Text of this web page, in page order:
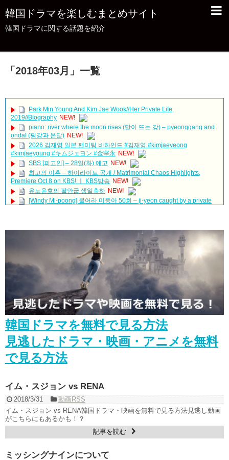
韓国ドラマを楽しむまとめサイト
韓国ドラマに関する話題を紹介
「 2018年03月 」 一覧
Park Min Young And Kim Jae Wook//Her Private Life
2019//Biography NEW!
piano: river where the moon rises (달이 뜨는 강) – pyeonggang and
ondal (평강과 온달) NEW!
2026 김재영 일본 팬미팅 비하인드 #김재영 #kimjaeyeong
#kimjaeyoung #キムジェヨン #金宰永 NEW!
SBS [피고인] – 28일(화) 예고 NEW!
최고의 이혼 – 하이라이트 공개 / Matrimonial Chaos Highlights,
Premiere Oct 8 on KBS! ㅣ KBS방송 NEW!
유노윤호의 팔안굽 생일축하 NEW!
[Windy Mi-poong] 불어라 미풍아 50회 – ji-yeon caught by a private
「30だけど17です」ヤン・セジョンのお姫様抱っこや腕枕に胸キュ
ン必至！スペシャル映像公開！ NEW!
ソ・イングクさんもうホテル着いたかな？いよいよ
タイのファン
ミだ〜
お留守番寂しいから一緒にホテル行ってる妄想
「七日の王妃」パク・ミニョン インタビュー 7/3発売ＤＶＤＳＥ
NEW!
SKY Castle #Kdrama #Doramas #Netflix #KDramaBrasil
#KoreanDrama #Dorameira #KdramaEdit NEW!
「違う（ちがう）・異なる」を韓国語では？「다르다（タルダ）」
の意味・使い方について
について
「退屈だ・暇だ」を韓国語では？「심심하다（シムシマダ）」の意
味・使い方について
■韓国ドラマ『キング～Two Hearts』予告動画（日本語字幕）につい
HSF(126)-윤균상 서울숲 벤치 (YUN Kyunsang)(4)September::
Healing in Seoul Forest (서울숲)
yoon kyun sang
ユン・ギュンサン主演「潜入弁護人」第1回特別公開！
ハン・ヘジン 한혜진 – (선공개) 강남 3대 얼짱 출신 &#39;한혜진 언니
&#39; (ft. 도여니의 학창시절) | 편 먹고 갈래요? 밥블레스유 2 bobblessyou2
ソン・ヘギョ – ソンヘギョ キスまとめ
韓国ドラマを無料で見る方法
見逃したドラマ・映画・アニメを無料
で見る方法
イム・スジョン vs RENA
2018/3/31
動画RSS
イム・スジョン vs RENA韓国ドラマ・映画を無料で見る方法見逃し動画
がこちらにもあるかも！？
記事を読む
ミッシングナインについて